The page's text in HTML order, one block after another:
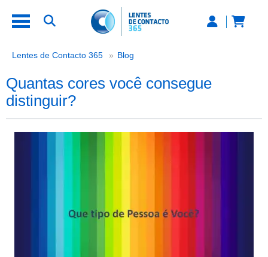
Lentes de Contacto 365 Blog
Quantas cores você consegue
distinguir?